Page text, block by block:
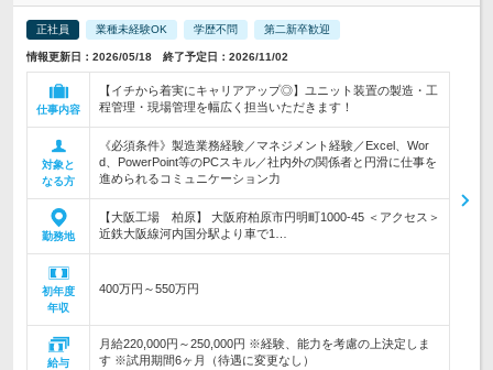
正社員 業種未経験OK 学歴不問 第二新卒歓迎
情報更新日：2026/05/18 終了予定日：2026/11/02
仕事内容
【イチから着実にキャリアアップ◎】ユニット装置の製造・工
程管理・現場管理を幅広く担当いただきます！
対象と
なる方
《必須条件》製造業務経験／マネジメント経験／Excel、Wor
d、PowerPoint等のPCスキル／社内外の関係者と円滑に仕事を
進められるコミュニケーション力
勤務地
【大阪工場 柏原】 大阪府柏原市円明町1000-45 ＜アクセス＞
近鉄大阪線河内国分駅より車で1…
初年度
年収
400万円～550万円
給与
月給220,000円～250,000円 ※経験、能力を考慮の上決定しま
す ※試用期間6ヶ月（待遇に変更なし）